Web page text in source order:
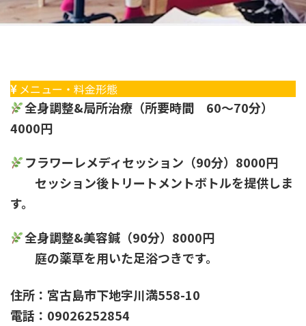
メニュー・料金形態
全身調整&局所治療（所要時間 60〜70分）
4000円
フラワーレメディセッション（90分）8000円
セッション後トリートメントボトルを提供しま
す。
全身調整&美容鍼（90分）8000円
庭の薬草を用いた足浴つきです。
住所：宮古島市下地字川満558-10
電話：09026252854